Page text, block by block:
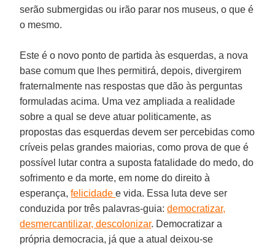
serão submergidas ou irão parar nos museus, o que é
o mesmo.
Este é o novo ponto de partida às esquerdas, a nova
base comum que lhes permitirá, depois, divergirem
fraternalmente nas respostas que dão às perguntas
formuladas acima. Uma vez ampliada a realidade
sobre a qual se deve atuar politicamente, as
propostas das esquerdas devem ser percebidas como
críveis pelas grandes maiorias, como prova de que é
possível lutar contra a suposta fatalidade do medo, do
sofrimento e da morte, em nome do direito à
esperança,felicidadee vida. Essa luta deve ser
conduzida por três palavras-guia:democratizar,
desmercantilizar, descolonizar. Democratizar a
própria democracia, já que a atual deixou-se